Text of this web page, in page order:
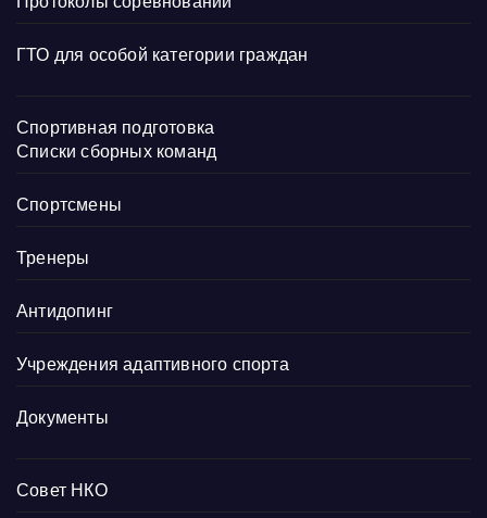
ГТО для особой категории граждан
Спортивная подготовка
Списки сборных команд
Спортсмены
Тренеры
Антидопинг
Учреждения адаптивного спорта
Документы
Совет НКО